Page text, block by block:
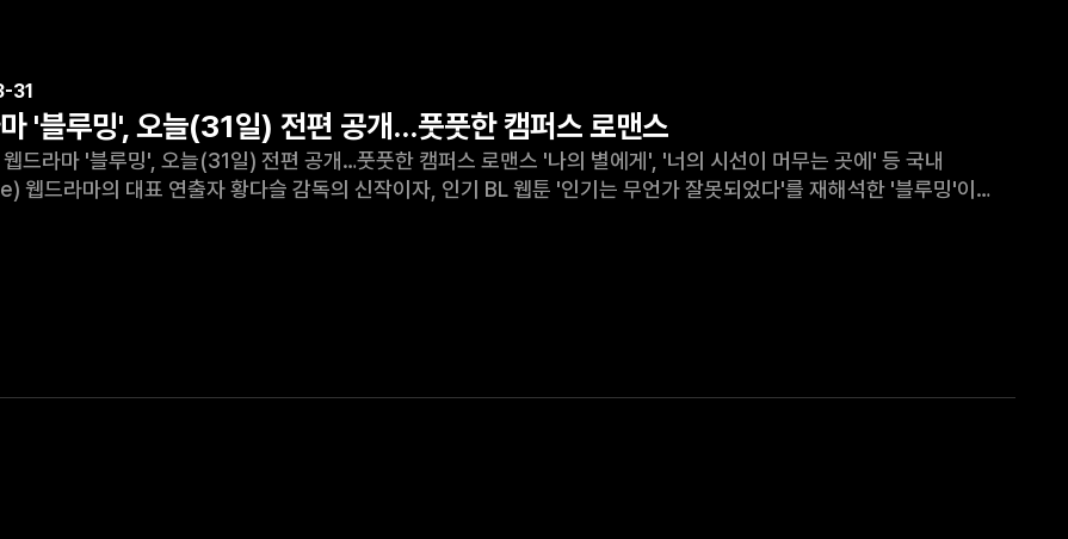
31
'블루밍', 오늘(31일) 전편 공개…풋풋한 캠퍼스 로맨스
블루밍', 오늘(31일) 전편 공개…풋풋한 캠퍼스 로맨스 '나의 별에게', '너의 시선이 머무는 곳에' 등 국내
웹드라마의 대표 연출자 황다슬 감독의 신작이자, 인기 BL 웹툰 '인기는 무언가 잘못되었다'를 재해석한 '블루밍'이